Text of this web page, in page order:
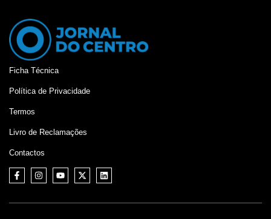
Ficha Técnica
Política de Privacidade
Termos
Livro de Reclamações
Contactos